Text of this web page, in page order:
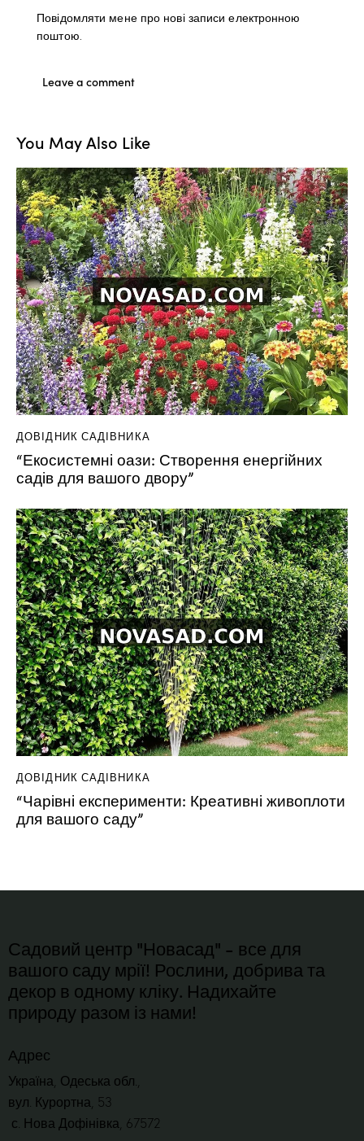
Повідомляти мене про нові записи електронною
поштою.
You May Also Like
ДОВІДНИК САДІВНИКА
“Екосистемні оази: Створення енергійних
садів для вашого двору”
ДОВІДНИК САДІВНИКА
“Чарівні експерименти: Креативні живоплоти
для вашого саду”
Садовий центр "Новасад" - все для
вашого саду мрії! Рослини, добрива та
декор в одному кліку. Надихайте
природу разом із нами!
Адрес
Україна, Одеська обл.,
вул. Курортна, 53
с. Нова Дофінівка, 67572